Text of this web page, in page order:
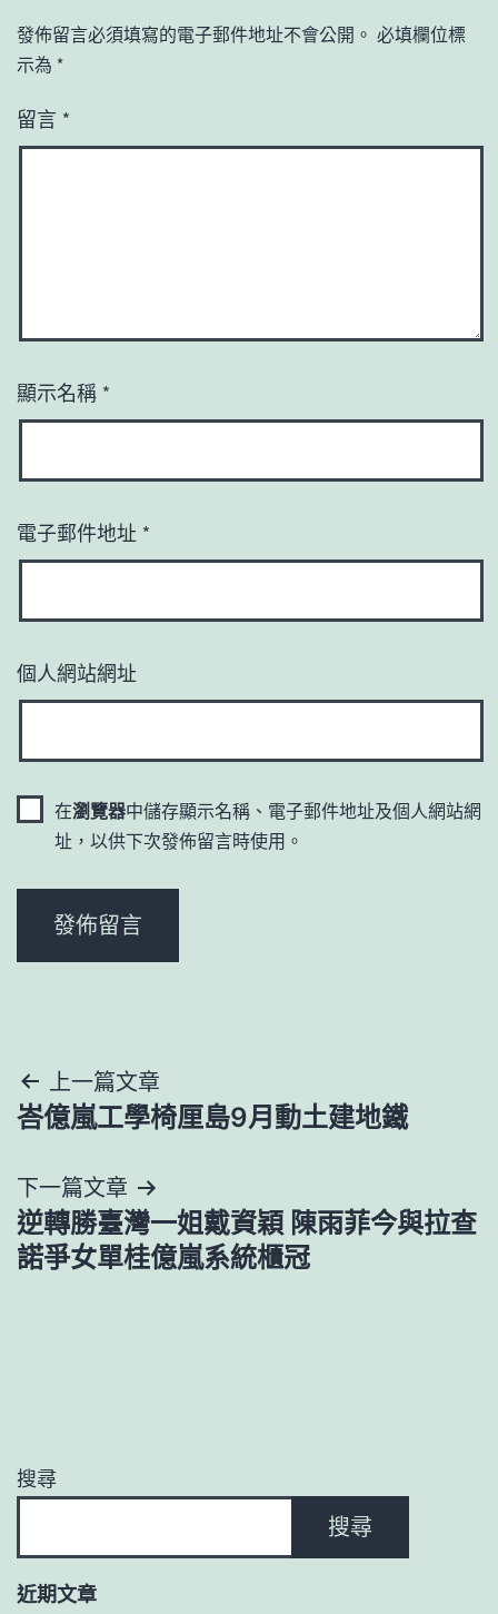
發佈留言必須填寫的電子郵件地址不會公開。 必填欄位標
示為 *
留言 *
顯示名稱 *
電子郵件地址 *
個人網站網址
在瀏覽器中儲存顯示名稱、電子郵件地址及個人網站網
址，以供下次發佈留言時使用。
文
章
導
覽
上一篇文章
峇億嵐工學椅厘島9月動土建地鐵
下一篇文章
逆轉勝臺灣一姐戴資穎 陳雨菲今與拉查
諾爭女單桂億嵐系統櫃冠
搜尋
搜尋
近期文章